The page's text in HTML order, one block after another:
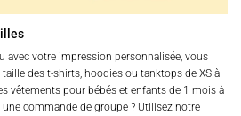
avec votre impression personnalisée, vous
des t-shirts, hoodies ou tanktops de XS à
vêtements pour bébés et enfants de 1 mois à
commande de groupe ? Utilisez notre